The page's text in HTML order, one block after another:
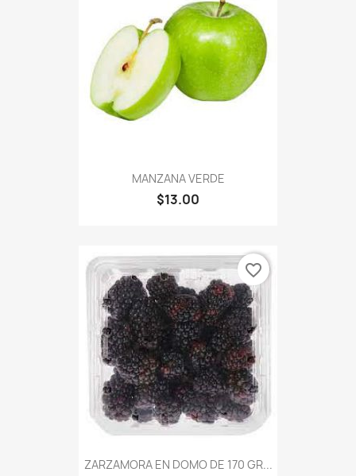
MANZANA VERDE
$13.00
ZARZAMORA EN DOMO DE 170 GR...
favorite_border